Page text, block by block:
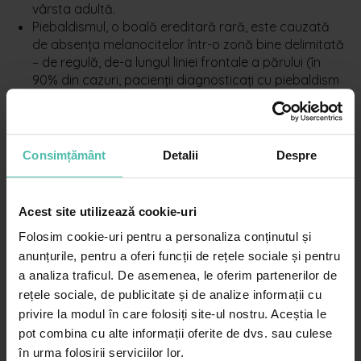
Consimțământ Detalii Despre
Acest site utilizează cookie-uri
Folosim cookie-uri pentru a personaliza conținutul și
anunțurile, pentru a oferi funcții de rețele sociale și pentru
a analiza traficul. De asemenea, le oferim partenerilor de
rețele sociale, de publicitate și de analize informații cu
privire la modul în care folosiți site-ul nostru. Aceștia le
pot combina cu alte informații oferite de dvs. sau culese
în urma folosirii serviciilor lor.
vârsta adultă.
Piebaldismul, o boală ereditară rară, este cauzată
de absența melanocitelor într-o zonă bine delimitată
– de regulă, de-a lungul liniei frontale a părului (în
90% din cazuri, pacienții diagnosticați cu piebaldism
prezintă o șuviță de păr alb și o pată decolorată la
Albinismul, de asemenea o boală ereditară, este
caracterizat prin depigmentarea pielii. În acest caz,
Cum este diagnosticat vitiligo?
Diagnosticul este pus de medicul dermatolog în urma
examenului clinicşi a discuţiei amănunţite cu pacientul
(anamneza). Când medicul consideră necesar, face,